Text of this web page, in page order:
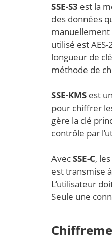
SSE-S3 est la
des données
utilisé est
longueur de
méthode de
SSE-KMSest
pour chiffrer
gère la clé
contrôle par
AvecSSE-C,
est transmise
L’utilisateur
Seule une